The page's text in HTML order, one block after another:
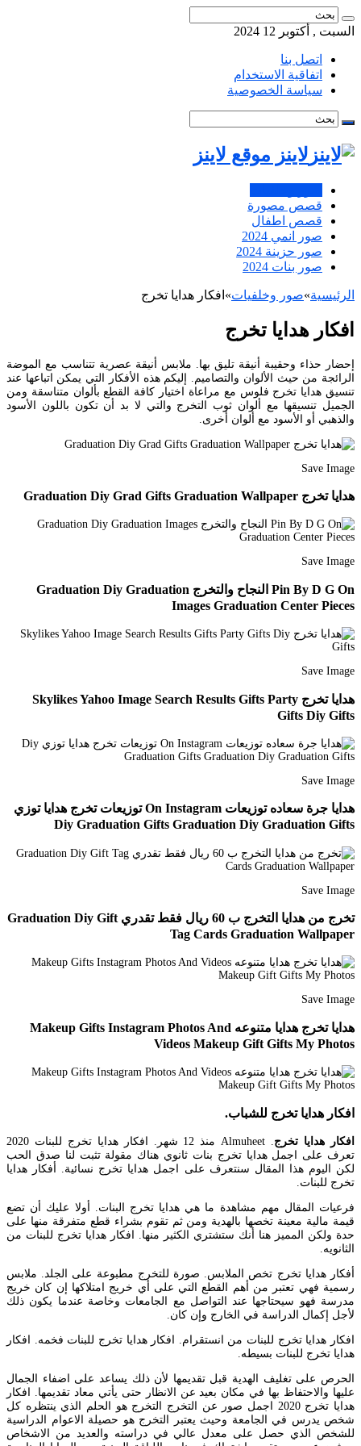
السبت , أكتوبر 12 2024
اتصل بنا
اتفاقية الاستخدام
سياسة الخصوصية
لاينز موقع لاينز
قصص مصورة
قصص اطفال
صور انمي 2024
صور حزينة 2024
صور بنات 2024
الرئيسية»صور وخلفيات» افكار هدايا تخرج
افكار هدايا تخرج
إحضار حذاء وحقيبة أنيقة تليق بها. ملابس أنيقة عصرية تتناسب مع الموضة
الرائجة من حيث الألوان والتصاميم. إليكم هذه الأفكار التي يمكن اتباعها عند
تنسيق هدايا تخرج فلوس مع مراعاة اختيار كافة القطع بألوان متناسقة ومن
الجميل تنسيقها مع ألوان ثوب التخرج والتي لا بد أن تكون باللون الأسود
والذهبي أو الأسود مع ألوان أخرى.
Save Image
هدايا تخرج Graduation Diy Grad Gifts Graduation Wallpaper
Save Image
Pin By D G On النجاح والتخرج Graduation Diy Graduation
Images Graduation Center Pieces
Save Image
هدايا تخرج Skylikes Yahoo Image Search Results Gifts Party
Gifts Diy Gifts
Save Image
هدايا جرة سعاده توزيعات On Instagram توزيعات تخرج هدايا توزي
Diy Graduation Gifts Graduation Diy Graduation Gifts
Save Image
تخرج من هدايا التخرج ب 60 ريال فقط تقدري Graduation Diy Gift
Tag Cards Graduation Wallpaper
Save Image
هدايا تخرج هدايا متنوعه Makeup Gifts Instagram Photos And
Videos Makeup Gift Gifts My Photos
افكار هدايا تخرج للشباب.
افكار هدايا تخرج
. Almuheet منذ 12 شهر. افكار هدايا تخرج للبنات 2020
تعرف على اجمل هدايا تخرج بنات ثانوي هناك مقولة تثبت لنا صدق الحب
لكن اليوم هذا المقال سنتعرف على اجمل هدايا تخرج نسائية. أفكار هدايا
تخرج للبنات.
فرعيات المقال مهم مشاهدة ما هي هدايا تخرج البنات. أولا عليك أن تضع
قيمة مالية معينة تخصها بالهدية ومن ثم تقوم بشراء قطع متفرقة منها على
حدة ولكن المميز هنا أنك ستشتري الكثير منها. افكار هدايا تخرج للبنات من
الثانويه.
أفكار هدايا تخرج تخص الملابس. صورة للتخرج مطبوعة على الجلد. ملابس
رسمية فهي تعتبر من أهم القطع التي على أي خريج امتلاكها إن كان خريج
مدرسة فهو سيحتاجها عند التواصل مع الجامعات وخاصة عندما يكون ذلك
لأجل إكمال الدراسة في الخارج وإن كان.
افكار هدايا تخرج للبنات من انستقرام. افكار هدايا تخرج للبنات فخمه. افكار
هدايا تخرج للبنات بسيطه.
الحرص على تغليف الهدية قبل تقديمها لأن ذلك يساعد على اضفاء الجمال
عليها والاحتفاظ بها في مكان بعيد عن الانظار حتى يأتي معاد تقديمها. افكار
هدايا تخرج 2020 اجمل صور عن التخرج التخرج هو الحلم الذي ينتظره كل
شخص يدرس في الجامعة وحيث يعتبر التخرج هو حصيلة الاعوام الدراسية
للشخص الذي حصل على معدل عالي في دراسته والعديد من الاشخاص